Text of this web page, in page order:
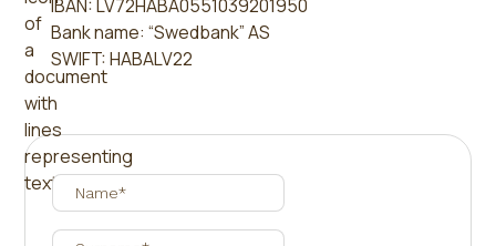
IBAN: LV72HABA0551039201950
Bank name: “Swedbank” AS
SWIFT: HABALV22